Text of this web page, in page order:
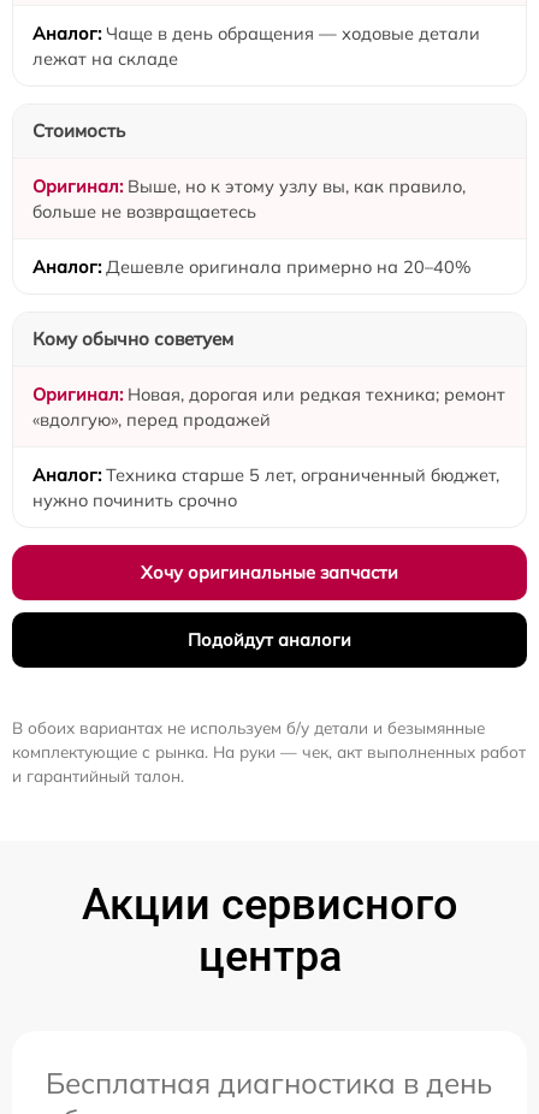
Чаще в день обращения — ходовые детали
лежат на складе
Стоимость
Выше, но к этому узлу вы, как правило,
больше не возвращаетесь
Дешевле оригинала примерно на 20–40%
Кому обычно советуем
Новая, дорогая или редкая техника; ремонт
«вдолгую», перед продажей
Техника старше 5 лет, ограниченный бюджет,
нужно починить срочно
Хочу оригинальные запчасти
Подойдут аналоги
В обоих вариантах не используем б/у детали и безымянные
комплектующие с рынка. На руки — чек, акт выполненных работ
и гарантийный талон.
Акции сервисного
центра
Бесплатная диагностика в день